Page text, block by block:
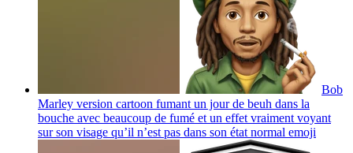
Bob
Marley version cartoon fumant un jour de beuh dans la
bouche avec beaucoup de fumé et un effet vraiment voyant
sur son visage qu’il n’est pas dans son état normal emoji